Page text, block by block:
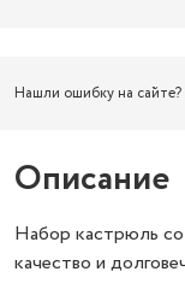
Нашли ошибку на сайте?
Описание
Набор кастрюль
качество и